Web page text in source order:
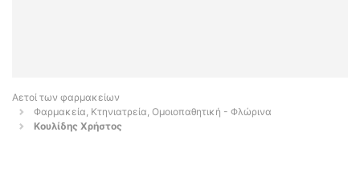
Αετοί των φαρμακείων
Φαρμακεία, Κτηνιατρεία, Ομοιοπαθητική - Φλώρινα
Κουλίδης Χρήστος